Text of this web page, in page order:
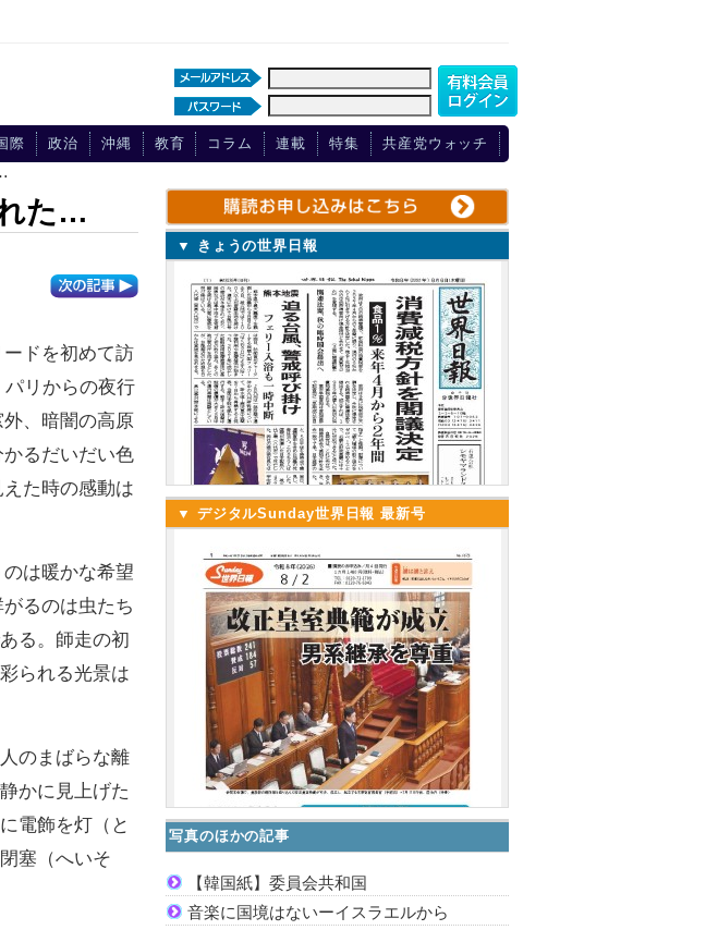
際 政治 沖縄 教育 コラム 連載 特集 共産党ウォッチ
た…
ドを初めて訪
リからの夜行
、暗闇の高原
るだいだい色
た時の感動は
は暖かな希望
るのは虫たち
る。師走の初
られる光景は
のまばらな離
かに見上げた
電飾を灯（と
塞（へいそ
▼ きょうの世界日報
▼ デジタルSunday世界日報 最新号
写真のほかの記事
【韓国紙】委員会共和国
音楽に国境はないーイスラエルから